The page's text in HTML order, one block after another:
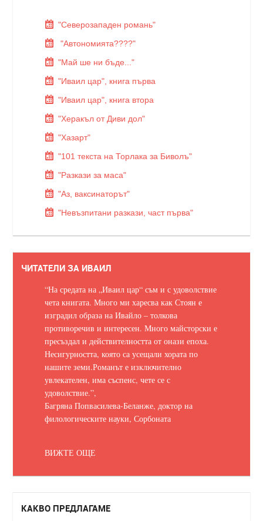
"Северозападен романь"
"Автономията????"
"Май ше ни бъде..."
"Иваил цар", книга първа
"Иваил цар", книга втора
"Херакъл от Диви дол"
"Хазарт"
"101 текста на Торлака за Биволъ"
"Разкази за маса"
"Аз, ваксинаторът"
"Невъзпитани разкази, част първа"
ЧИТАТЕЛИ ЗА ИВАИЛ
“На средата на „Иваил цар“ съм и с удоволствие
чета книгата. Много ми харесва как Стоян е
изградил образа на Ивайло – толкова
противоречив и интересен. Много майсторски е
пресъздал и действителността от онази епоха.
Несигурността, която са усещали хората по
нашите земи.Романът е изключително
увлекателен, има съспенс, чете се с
удоволствие.”,
Багряна Попвасилева-Беланже, доктор на
филологическите науки, Сорбоната
ВИЖТЕ ОЩЕ
КАКВО ПРЕДЛАГАМЕ